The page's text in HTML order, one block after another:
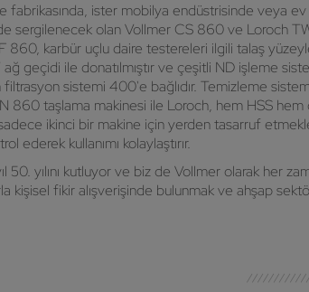
fabrikasında, ister mobilya endüstrisinde veya
sergilenecek olan Vollmer CS 860 ve Loroch
860, karbür uçlu daire testereleri ilgili talaş
geçidi ile donatılmıştır ve çeşitli ND işleme
filtrasyon sistemi 400'e bağlıdır. Temizleme
860 taşlama makinesi ile Loroch, hem HSS
ikinci bir makine için yerden tasarruf
ederek kullanımı kolaylaştırır.
50. yılını kutluyor ve biz de Vollmer olarak her
kişisel fikir alışverişinde bulunmak ve ahşap